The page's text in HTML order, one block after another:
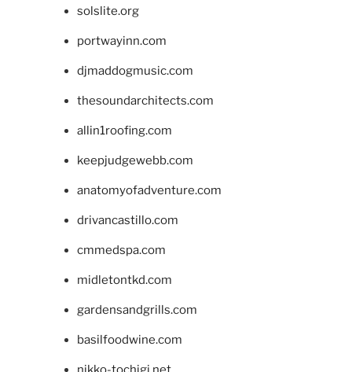
solslite.org
portwayinn.com
djmaddogmusic.com
thesoundarchitects.com
allin1roofing.com
keepjudgewebb.com
anatomyofadventure.com
drivancastillo.com
cmmedspa.com
midletontkd.com
gardensandgrills.com
basilfoodwine.com